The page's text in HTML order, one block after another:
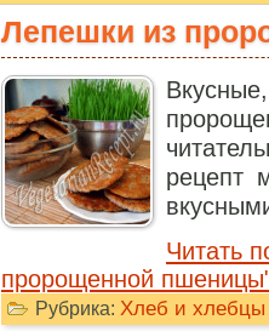
Лепешки из
рецепт
Читать
пророщенной
Рубрика: Хлеб и хлебцы